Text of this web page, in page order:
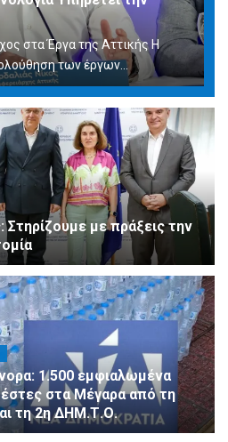
στα Έργα της Αττικής Η
των έργων...
με πράξεις την
1.500 εμφιαλωμένα
στα Μέγαρα από τη
τη 2η ΔΗΜ.Τ.Ο.